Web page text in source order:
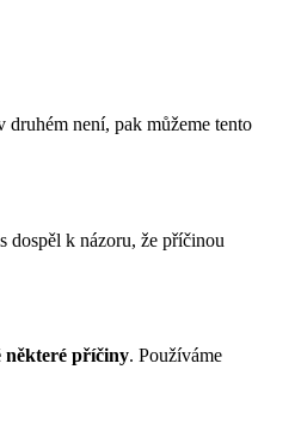
není, pak můžeme tento
dospěl k názoru, že příčinou
některé příčiny. Používáme